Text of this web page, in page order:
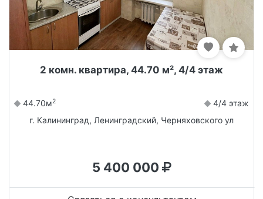
2 комн. квартира, 44.70 м², 4/4 этаж
44.70м2
4/4 этаж
г. Калининград, Ленинградский, Черняховского ул
5 400 000